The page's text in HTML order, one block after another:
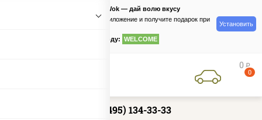
PizzaSushiWok — дай волю вкусу
Скачайте приложение и получите подарок при
по промокоду: WELCOME
Установить
0 руб
0
+7 (495) 134-33-33